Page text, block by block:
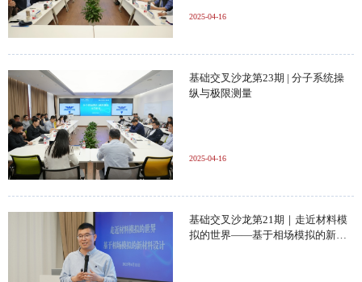
2025-04-16
基础交叉沙龙第23期 | 分子系统操
纵与极限测量
2025-04-16
基础交叉沙龙第21期｜走近材料模
拟的世界——基于相场模拟的新材